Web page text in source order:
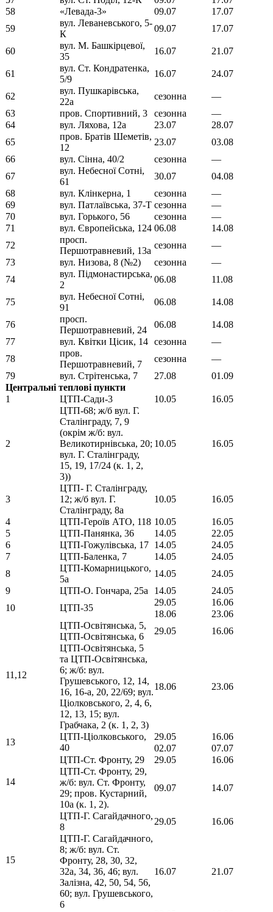
58
«Левада-3» 09.07
17.07
59
вул. Леваневського, 5-
К
09.07 17.07
60
вул. М. Башкірцевої,
35
16.07 21.07
61
вул. Ст. Кондратенка,
5/9
16.07 24.07
62
вул. Пушкарівська,
22а
сезонна
—
63
пров. Спортивний, 3 сезонна
—
64
вул. Ляхова, 12а 23.07
28.07
65
пров. Братів Шеметів,
12
23.07
03.08
66
вул. Сінна, 40/2 сезонна
—
67
вул. Небесної Сотні,
61
30.07
04.08
68
вул. Клінкерна, 1 сезонна
—
69
вул. Патлаївська, 37-Т сезонна
—
70
вул. Горького, 56 сезонна
—
71
вул. Європейська, 124 06.08
14.08
72
просп.
Першотравневий, 13а
сезонна
—
73
вул. Низова, 8 (№2) сезонна
—
74
вул. Підмонастирська,
2
06.08 11.08
75
вул. Небесної Сотні,
91
06.08 14.08
76
просп.
Першотравневий, 24
06.08
14.08
77
вул. Квітки Цісик, 14 сезонна
—
78
пров.
Першотравневий, 7
сезонна
—
79
вул. Стрітенська, 7 27.08
01.09
Центральні теплові пункти
1
ЦТП-Сади-3 10.05 16.05
2
ЦТП-68; ж/б вул. Г.
Сталінграду, 7, 9
(окрім ж/б: вул.
Великотирнівська, 20;
вул. Г. Сталінграду,
15, 19, 17/24 (к. 1, 2,
3))
10.05 16.05
3
ЦТП- Г. Сталінграду,
12; ж/б вул. Г.
Сталінграду, 8а
10.05 16.05
4 ЦТП-Героїв АТО, 118 10.05
16.05
5
ЦТП-Панянка, 36 14.05
22.05
6
ЦТП-Гожулівська, 17 14.05
24.05
7
ЦТП-Баленка, 7 14.05
24.05
8
ЦТП-Комарницького,
5а
14.05
24.05
9
ЦТП-О. Гончара, 25а 14.05
24.05
10
ЦТП-35
29.05
16.06
18.06
23.06
11,12
ЦТП-Освітянська, 5,
ЦТП-Освітянська, 6
29.05
16.06
ЦТП-Освітянська, 5
та ЦТП-Освітянська,
6; ж/б: вул.
Грушевського, 12, 14,
16, 16-а, 20, 22/69; вул.
Ціолковського, 2, 4, 6,
12, 13, 15; вул.
Грабчака, 2 (к. 1, 2, 3)
18.06 23.06
13
ЦТП-Ціолковського,
40
29.05
16.06
02.07
07.07
14
ЦТП-Ст. Фронту, 29 29.05
16.06
ЦТП-Ст. Фронту, 29,
ж/б: вул. Ст. Фронту,
29; пров. Кустарний,
10а (к. 1, 2).
09.07 14.07
15
ЦТП-Г. Сагайдачного,
8
29.05
16.06
ЦТП-Г. Сагайдачного,
8; ж/б: вул. Ст.
Фронту, 28, 30, 32,
32а, 34, 36, 46; вул.
Залізна, 42, 50, 54, 56,
60; вул. Грушевського,
6
16.07 21.07